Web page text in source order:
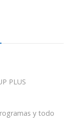
PLUS
y todo